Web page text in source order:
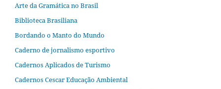
Arte da Gramática no Brasil
Biblioteca Brasiliana
Bordando o Manto do Mundo
Caderno de jornalismo esportivo
Cadernos Aplicados de Turismo
Cadernos Cescar Educação Ambiental